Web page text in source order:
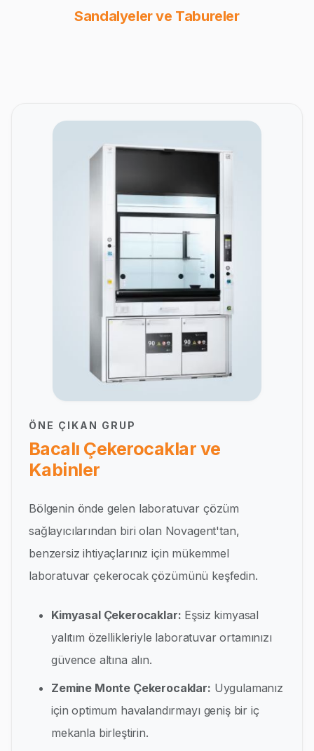
Sandalyeler ve Tabureler
ÖNE ÇIKAN GRUP
Bacalı Çekerocaklar ve
Kabinler
Bölgenin önde gelen laboratuvar çözüm
sağlayıcılarından biri olan Novagent'tan,
benzersiz ihtiyaçlarınız için mükemmel
laboratuvar çekerocak çözümünü keşfedin.
Kimyasal Çekerocaklar: Eşsiz kimyasal
yalıtım özellikleriyle laboratuvar ortamınızı
güvence altına alın.
Zemine Monte Çekerocaklar: Uygulamanız
için optimum havalandırmayı geniş bir iç
mekanla birleştirin.